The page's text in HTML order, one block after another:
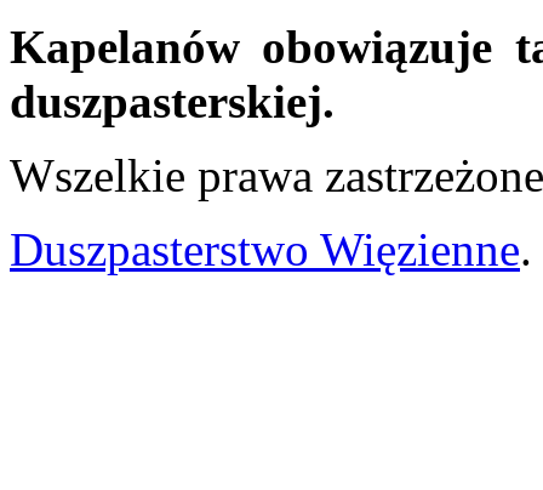
Kapelanów obowiązuje
duszpasterskiej.
Wszelkie prawa
Duszpasterstwo Więzienne.